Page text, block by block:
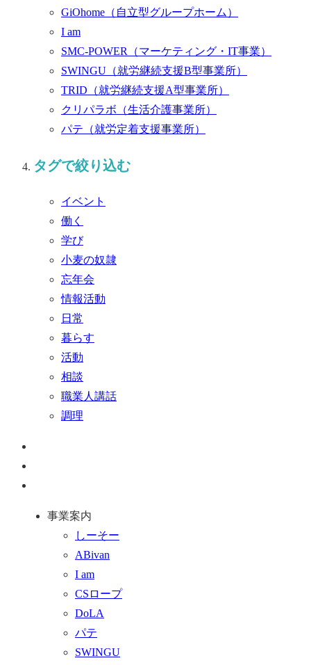
GiOhome （自立型グループホーム）
I am
SMC-POWER （マーケティング・IT事業）
SWINGU （就労継続支援B型事業所）
TRID （就労継続支援A型事業所）
クリパラボ （生活介護事業所）
パテ （就労定着支援事業所）
タグで絞り込む
イベント
働く
学び
小麦の奴隷
忘年会
情報活動
日常
暮らす
活動
相談
職業人講話
調理
事業案内
しーそー
ABivan
I am
CSロープ
DoLA
パテ
SWINGU